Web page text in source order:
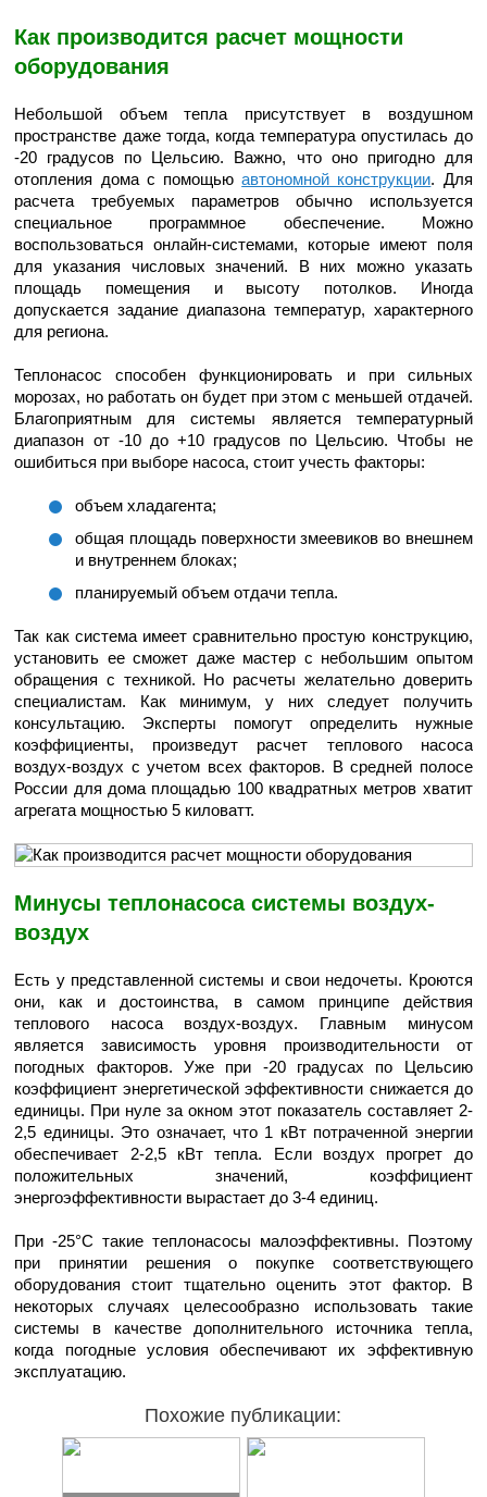
Как производится расчет мощности
оборудования
Небольшой объем тепла присутствует в воздушном
пространстве даже тогда, когда температура опустилась до
-20 градусов по Цельсию. Важно, что оно пригодно для
отопления дома с помощьюавтономной конструкции. Для
расчета требуемых параметров обычно используется
специальное программное обеспечение. Можно
воспользоваться онлайн-системами, которые имеют поля
для указания числовых значений. В них можно указать
площадь помещения и высоту потолков. Иногда
допускается задание диапазона температур, характерного
для региона.
Теплонасос способен функционировать и при сильных
морозах, но работать он будет при этом с меньшей отдачей.
Благоприятным для системы является температурный
диапазон от -10 до +10 градусов по Цельсию. Чтобы не
ошибиться при выборе насоса, стоит учесть факторы:
объем хладагента;
общая площадь поверхности змеевиков во внешнем
и внутреннем блоках;
планируемый объем отдачи тепла.
Так как система имеет сравнительно простую конструкцию,
установить ее сможет даже мастер с небольшим опытом
обращения с техникой. Но расчеты желательно доверить
специалистам. Как минимум, у них следует получить
консультацию. Эксперты помогут определить нужные
коэффициенты, произведут расчет теплового насоса
воздух-воздух с учетом всех факторов. В средней полосе
России для дома площадью 100 квадратных метров хватит
агрегата мощностью 5 киловатт.
Минусы теплонасоса системы воздух-
воздух
Есть у представленной системы и свои недочеты. Кроются
они, как и достоинства, в самом принципе действия
теплового насоса воздух-воздух. Главным минусом
является зависимость уровня производительности от
погодных факторов. Уже при -20 градусах по Цельсию
коэффициент энергетической эффективности снижается до
единицы. При нуле за окном этот показатель составляет 2-
2,5 единицы. Это означает, что 1 кВт потраченной энергии
обеспечивает 2-2,5 кВт тепла. Если воздух прогрет до
положительных значений, коэффициент
энергоэффективности вырастает до 3-4 единиц.
При -25°С такие теплонасосы малоэффективны. Поэтому
при принятии решения о покупке соответствующего
оборудования стоит тщательно оценить этот фактор. В
некоторых случаях целесообразно использовать такие
системы в качестве дополнительного источника тепла,
когда погодные условия обеспечивают их эффективную
эксплуатацию.
Похожие публикации: